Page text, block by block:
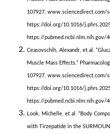
107927, www.sciencedirect.com/
https://doi.org/10.1016/
https://pubmed.ncbi.nlm.nih.gov/
Ceasovschih, Alexandr, et al.
Muscle Mass Effects.”
107927, www.sciencedirect.com/
https://doi.org/10.1016/
https://pubmed.ncbi.nlm.nih.gov/
Look, Michelle, et al. “Body
with Tirzepatide in the